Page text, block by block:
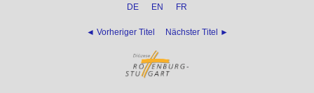
DE EN FR
◄ Vorheriger Titel Nächster Titel ►